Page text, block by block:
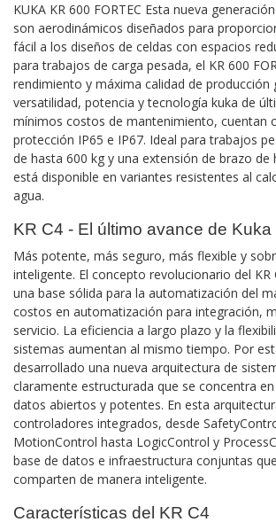
KUKA KR 600 FORTEC Esta nueva
son aerodinámicos diseñados para
fácil a los diseños de celdas con espacios
para trabajos de carga pesada, el KR 600
rendimiento y máxima calidad de producción
versatilidad, potencia y tecnología kuka de
mínimos costos de mantenimiento, cuentan
protección IP65 e IP67. Ideal para trabajos
de hasta 600 kg y una extensión de brazo de
está disponible en variantes resistentes al
agua.
KR C4 - El último avance de Kuka
Más potente, más seguro, más flexible y
inteligente. El concepto revolucionario del KR
una base sólida para la automatización del
costos en automatización para integración,
servicio. La eficiencia a largo plazo y la
sistemas aumentan al mismo tiempo. Por
desarrollado una nueva arquitectura de
claramente estructurada que se concentra
datos abiertos y potentes. En esta
controladores integrados, desde
MotionControl hasta LogicControl y
base de datos e infraestructura conjuntas
comparten de manera inteligente.
Características del KR C4